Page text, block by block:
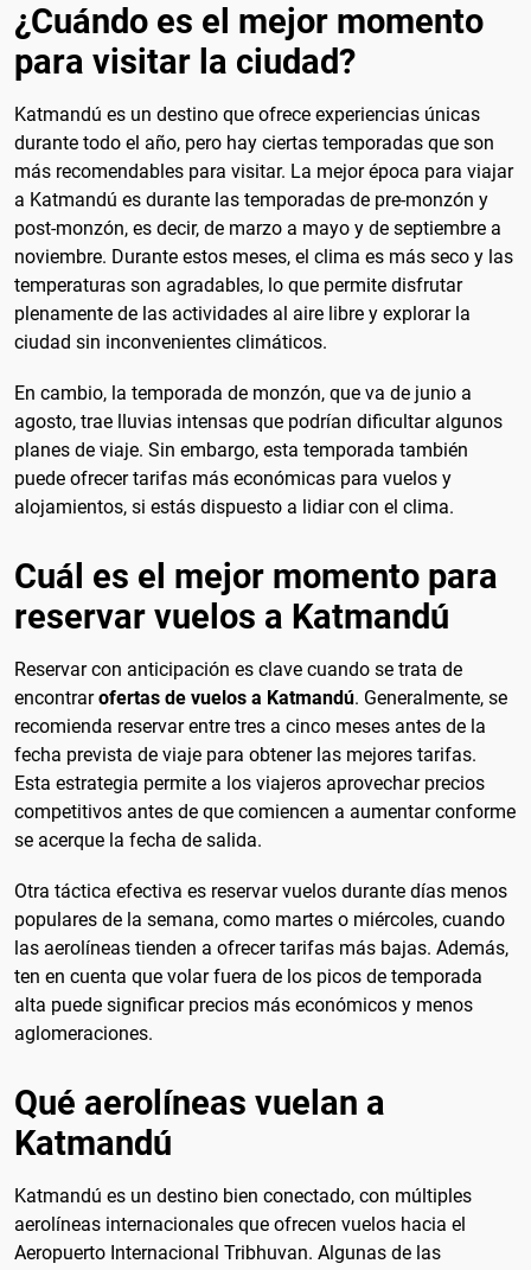
¿Cuándo es el mejor momento
para visitar la ciudad?
Katmandú es un destino que ofrece experiencias únicas
durante todo el año, pero hay ciertas temporadas que son
más recomendables para visitar. La mejor época para viajar
a Katmandú es durante las temporadas de pre-monzón y
post-monzón, es decir, de marzo a mayo y de septiembre a
noviembre. Durante estos meses, el clima es más seco y las
temperaturas son agradables, lo que permite disfrutar
plenamente de las actividades al aire libre y explorar la
ciudad sin inconvenientes climáticos.
En cambio, la temporada de monzón, que va de junio a
agosto, trae lluvias intensas que podrían dificultar algunos
planes de viaje. Sin embargo, esta temporada también
puede ofrecer tarifas más económicas para vuelos y
alojamientos, si estás dispuesto a lidiar con el clima.
Cuál es el mejor momento para
reservar vuelos a Katmandú
Reservar con anticipación es clave cuando se trata de
encontrarofertas de vuelos a Katmandú. Generalmente, se
recomienda reservar entre tres a cinco meses antes de la
fecha prevista de viaje para obtener las mejores tarifas.
Esta estrategia permite a los viajeros aprovechar precios
competitivos antes de que comiencen a aumentar conforme
se acerque la fecha de salida.
Otra táctica efectiva es reservar vuelos durante días menos
populares de la semana, como martes o miércoles, cuando
las aerolíneas tienden a ofrecer tarifas más bajas. Además,
ten en cuenta que volar fuera de los picos de temporada
alta puede significar precios más económicos y menos
aglomeraciones.
Qué aerolíneas vuelan a
Katmandú
Katmandú es un destino bien conectado, con múltiples
aerolíneas internacionales que ofrecen vuelos hacia el
Aeropuerto Internacional Tribhuvan. Algunas de las